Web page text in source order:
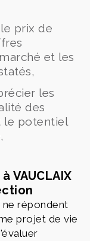
prix de
et les
les
des
le potentiel
VAUCLAIX
ne répondent
projet de vie